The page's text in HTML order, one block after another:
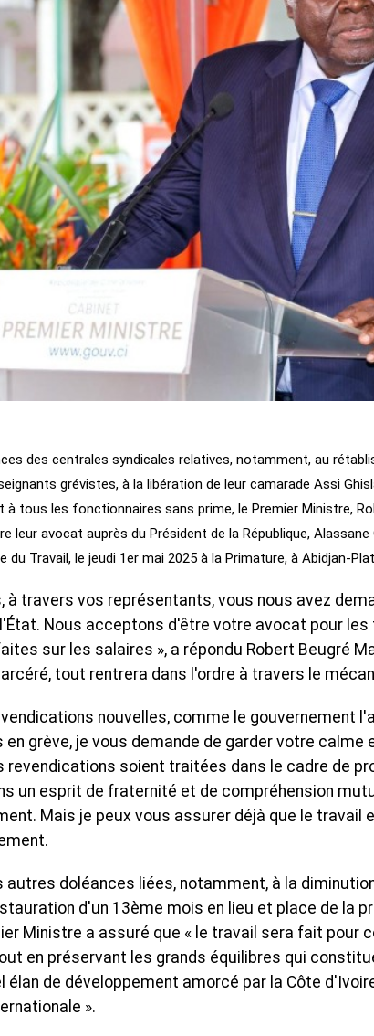
des centrales syndicales relatives, notamment, au
grévistes, à la libération de leur camarade Assi
tous les fonctionnaires sans prime, le Premier Ministre,
leur avocat auprès du Président de la République,
du Travail, le jeudi 1er mai 2025 à la Primature, à Abidjan-
à travers vos représentants, vous nous avez
Nous acceptons d'être votre avocat pour
sur les salaires », a répondu Robert Beugré
tout rentrera dans l'ordre à travers le
nouvelles, comme le gouvernement
grève, je vous demande de garder votre calme
revendications soient traitées dans le cadre de
un esprit de fraternité et de compréhension
Mais je peux vous assurer déjà que le travail
autres doléances liées, notamment, à la
d'un 13ème mois en lieu et place de la
Ministre a assuré que « le travail sera fait pour
en préservant les grands équilibres qui
élan de développement amorcé par la Côte
».